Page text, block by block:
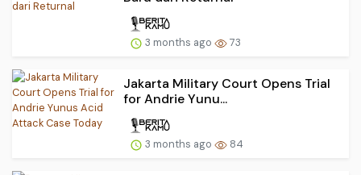
3 months ago 73
Jakarta Military Court Opens Trial
for Andrie Yunu...
3 months ago 84